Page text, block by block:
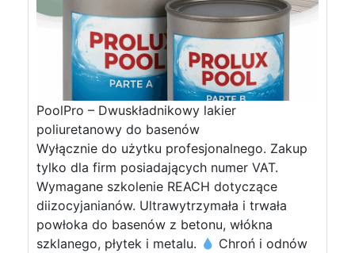
PoolPro – Dwuskładnikowy lakier
poliuretanowy do basenów
Wyłącznie do użytku profesjonalnego. Zakup
tylko dla firm posiadających numer VAT.
Wymagane szkolenie REACH dotyczące
diizocyjanianów. Ultrawytrzymała i trwała
powłoka do basenów z betonu, włókna
szklanego, płytek i metalu.
Chroń i odnów